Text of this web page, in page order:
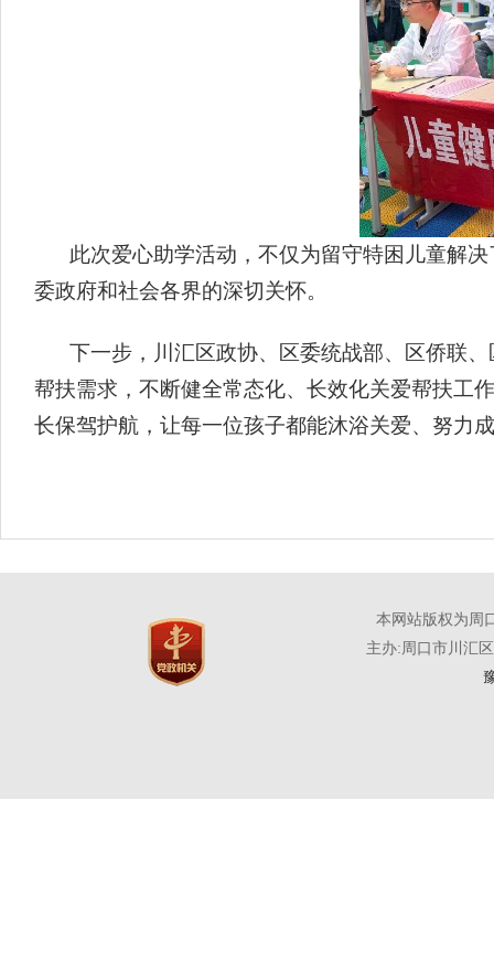
此次爱心助学活动，不仅为留守特困儿童解
委政府和社会各界的深切关怀。
下一步，川汇区政协、区委统战部、区侨联
帮扶需求，不断健全常态化、长效化关爱帮扶工
长保驾护航，让每一位孩子都能沐浴关爱、努力
本网站版权为周
主办:周口市川汇